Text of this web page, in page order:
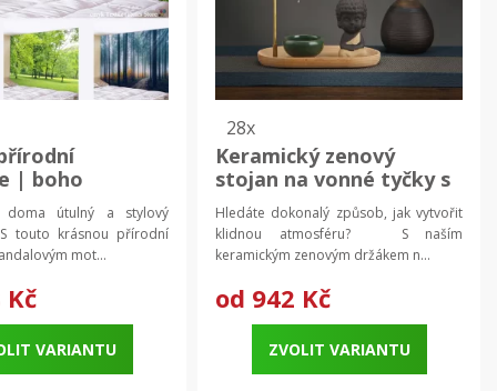
| boho
| přírodní
doma útulný a stylový
touto krásnou přírodní
mot...
Kč
VARIANTU
28x
Keramický zenový
stojan na vonné tyčky s
dřevěným táckem |
keramický držák
kadidla, dekorace
Hledáte dokonalý způsob, jak vytvořit
klidnou atmosféru? S naším
keramickým zenovým držákem n...
od 942 Kč
ZVOLIT VARIANTU